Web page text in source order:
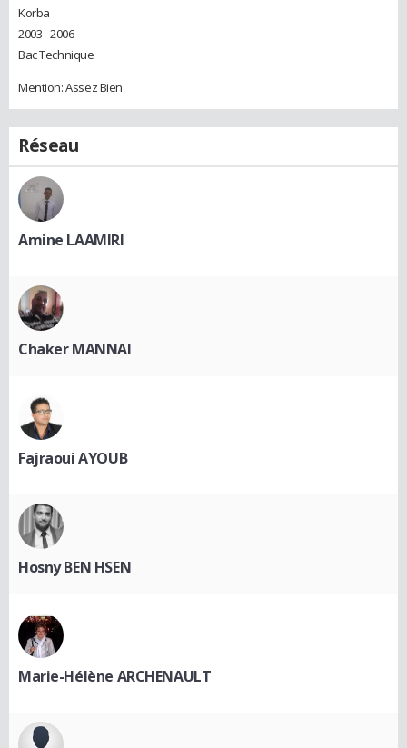
Korba
2003 - 2006
Bac Technique
Mention: Assez Bien
Réseau
Amine LAAMIRI
Chaker MANNAI
Fajraoui AYOUB
Hosny BEN HSEN
Marie-Hélène ARCHENAULT